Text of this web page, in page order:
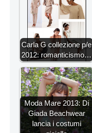
Carla G collezione p/e
2012: romanticismo…
Moda Mare 2013: Di
Giada Beachwear
lancia i costumi